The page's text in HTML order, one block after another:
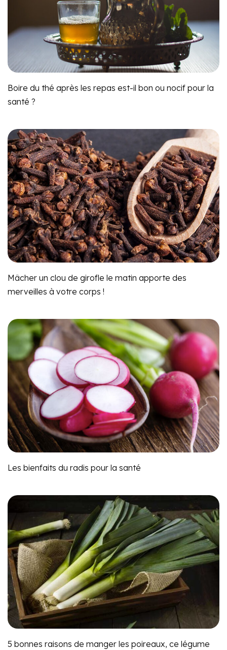
Boire du thé après les repas est-il bon ou nocif pour la
santé ?
Mâcher un clou de girofle le matin apporte des
merveilles à votre corps !
Les bienfaits du radis pour la santé
5 bonnes raisons de manger les poireaux, ce légume